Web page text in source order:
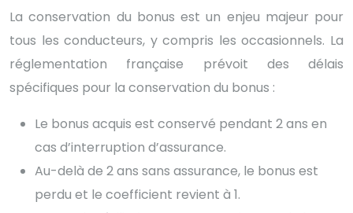
La conservation du bonus est un enjeu majeur pour
tous les conducteurs, y compris les occasionnels. La
réglementation française prévoit des délais
spécifiques pour la conservation du bonus :
Le bonus acquis est conservé pendant 2 ans en
cas d’interruption d’assurance.
Au-delà de 2 ans sans assurance, le bonus est
perdu et le coefficient revient à 1.